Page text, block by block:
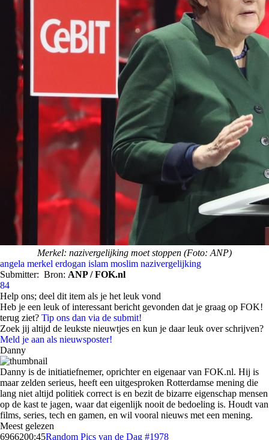
Merkel: nazivergelijking moet stoppen (Foto: ANP)
angela merkel erdogan islam moslim nazivergelijking
Submitter: Bron: ANP / FOK.nl
84
Help ons; deel dit item als je het leuk vond
Heb je een leuk of interessant bericht gevonden dat je graag op FOK!
terug ziet? Tip ons dan via de submit!
Zoek jij altijd de leukste nieuwtjes en kun je daar leuk over schrijven?
Meld je aan als nieuwsposter!
Danny
Danny is de initiatiefnemer, oprichter en eigenaar van FOK.nl. Hij is
maar zelden serieus, heeft een uitgesproken Rotterdamse mening die
lang niet altijd politiek correct is en bezit de bizarre eigenschap mensen
op de kast te jagen, waar dat eigenlijk nooit de bedoeling is. Houdt van
films, series, tech en gamen, en wil vooral nieuws met een mening.
Meest gelezen
6966200:45Random Pics van de Dag #1978